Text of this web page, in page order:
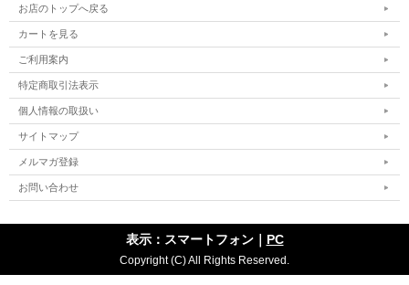
お店のトップへ戻る
カートを見る
ご利用案内
特定商取引法表示
個人情報の取扱い
サイトマップ
メルマガ登録
お問い合わせ
表示：スマートフォン｜ PC
Copyright (C) All Rights Reserved.